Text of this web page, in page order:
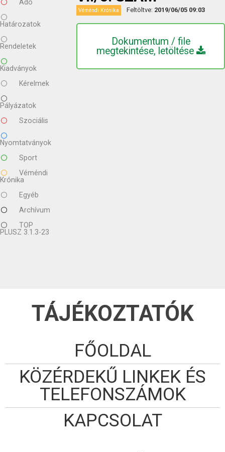
Adó
Határozatok
Rendeletek
Kiadványok
Kérelmek
Pályázatok
Szociális
Nyomtatványok
Sport
Véméndi
Krónika
Egyéb
Archívum
TOP
PLUSZ 3.1.3-23
Véméndi Krónika Feltöltve: 2019/06/05 09:03
Dokumentum / file
megtekintése, letöltése
TÁJÉKOZTATÓK
FŐOLDAL
KÖZÉRDEKŰ LINKEK ÉS
TELEFONSZÁMOK
KAPCSOLAT